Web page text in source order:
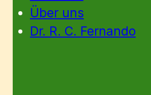
Über uns
Dr. R. C. Fernando